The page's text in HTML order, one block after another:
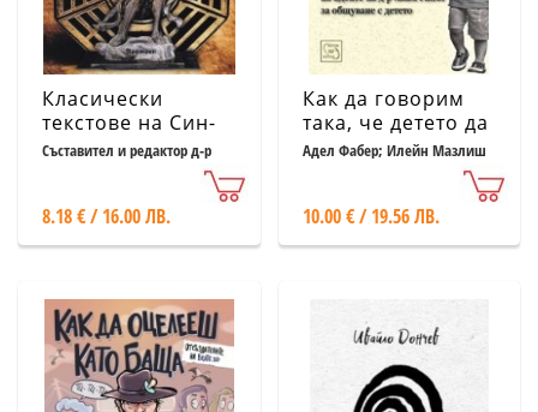
Класически
текстове на Син-
И-Цюан
Съставител и редактор д-р
8.18 € / 16.00 ЛВ.
Как да говорим
така, че детето да
слуша и да го
слушаме така, че
Адел Фабер; Илейн Мазлиш
10.00 € / 19.56 ЛВ.